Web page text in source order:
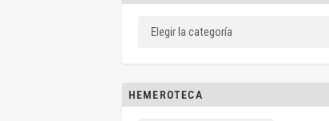
HEMEROTECA